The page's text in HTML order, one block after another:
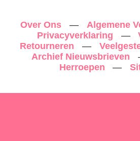
Over Ons — Algemene
Privacyverklaring
—
Retourneren
—
Archief Nieuwsbrieven
Herroepen
—